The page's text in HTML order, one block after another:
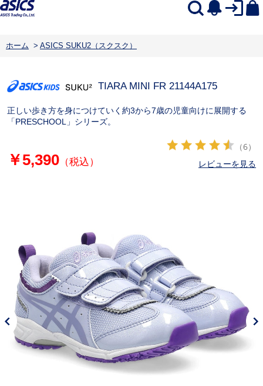
ホーム > ASICS SUKU2（スクスク）
TIARA MINI FR 21144A175
正しい歩き方を身につけていく約3から7歳の児童向けに展開する
「PRESCHOOL」シリーズ。
￥5,390（税込）
（6）
レビューを見る